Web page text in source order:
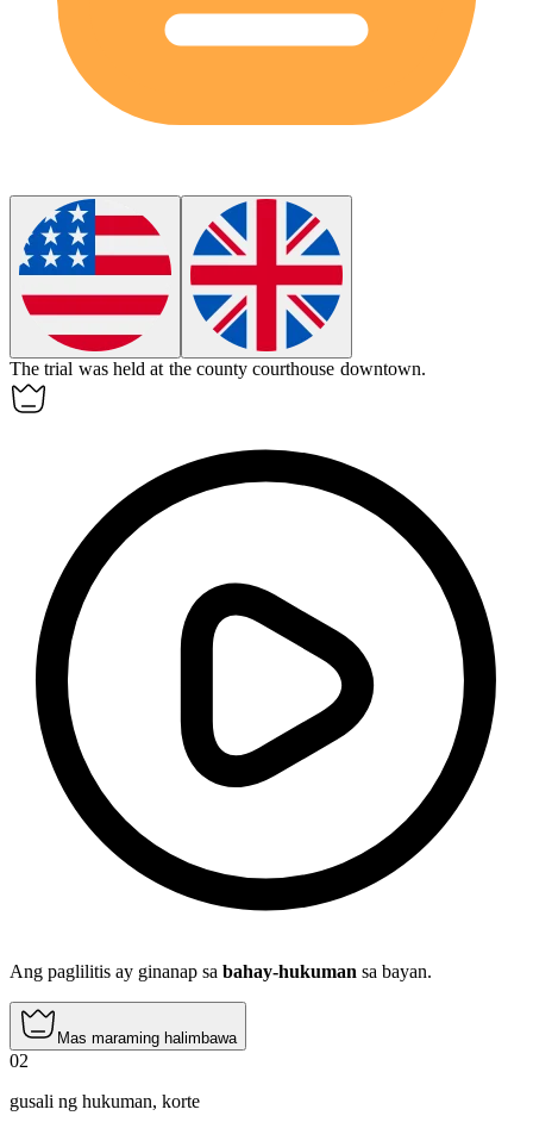
The trial was held at the county courthouse downtown.
Ang paglilitis ay ginanap sa bahay-hukuman sa bayan.
Mas maraming halimbawa
02
gusali ng hukuman, korte